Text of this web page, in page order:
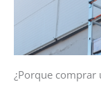
¿Porque comprar